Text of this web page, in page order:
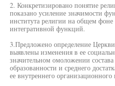
2. Конкретизировано понятие
показано усиление значимости
института религии на общем фоне
интегративной функций.
3.Предложено определение
выявлены изменения в ее
значительном омоложении
образованности и среднего
ее внутреннего организационного